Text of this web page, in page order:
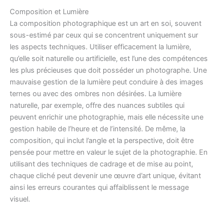
Composition et Lumière
La composition photographique est un art en soi, souvent
sous-estimé par ceux qui se concentrent uniquement sur
les aspects techniques. Utiliser efficacement la lumière,
qu’elle soit naturelle ou artificielle, est l’une des compétences
les plus précieuses que doit posséder un photographe. Une
mauvaise gestion de la lumière peut conduire à des images
ternes ou avec des ombres non désirées. La lumière
naturelle, par exemple, offre des nuances subtiles qui
peuvent enrichir une photographie, mais elle nécessite une
gestion habile de l’heure et de l’intensité. De même, la
composition, qui inclut l’angle et la perspective, doit être
pensée pour mettre en valeur le sujet de la photographie. En
utilisant des techniques de cadrage et de mise au point,
chaque cliché peut devenir une œuvre d’art unique, évitant
ainsi les erreurs courantes qui affaiblissent le message
visuel.